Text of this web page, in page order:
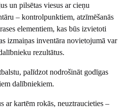
un pilsētas viesus ar cieņu
– kontrolpunktiem, atzīmēšanās
elementiem, kas būs izvietoti
izmaiņas inventāra novietojumā var
rezultātus.
palīdzot nodrošināt godīgas
dalībniekiem.
ar kartēm rokās, neuztraucieties –